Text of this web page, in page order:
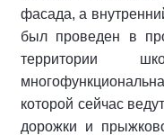
фасада, а
был проведен в
территории
которой сейчас
дорожки и